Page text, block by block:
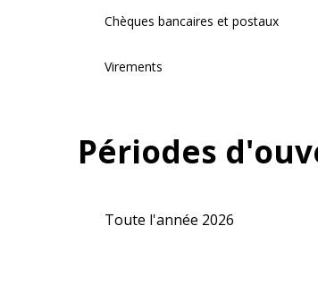
Chèques bancaires et postaux
Virements
Périodes
Toute l'année 2026